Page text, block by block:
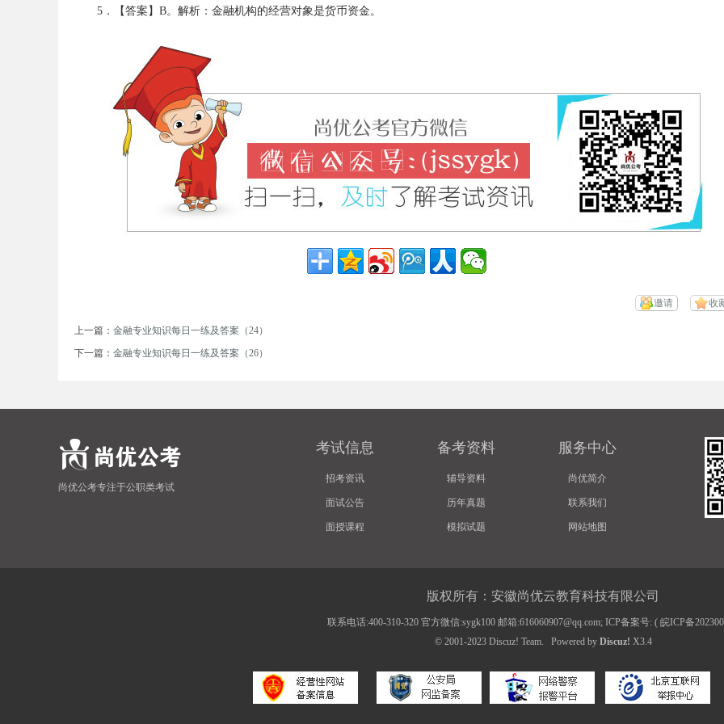
安
5．【答案】B。解析：金融机构的经营对象是货币资金。
收
邀请
上一篇： 金融专业知识每日一练及答案（24）
下一篇： 金融专业知识每日一练及答案（26）
尚优公考专注于公职类考试
考试信息
招考资讯
面试公告
面授课程
备考资料
辅导资料
历年真题
模拟试题
服务中心
尚优简介
联系我们
网站地图
版权所有：安徽尚优云教育科技有限公司
联系电话:400-310-320 官方微信:sygk100 邮箱:616060907@qq.com; ICP备案号: ( 皖ICP备
© 2001-2023 Discuz! Team. Powered by Discuz! X3.4